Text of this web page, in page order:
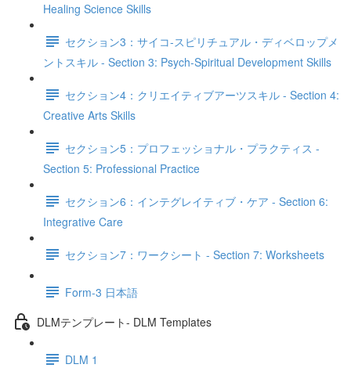
Healing Science Skills
セクション3：サイコ‐スピリチュアル・ディベロップメ
ントスキル - Section 3: Psych-Spiritual Development Skills
セクション4：クリエイティブアーツスキル - Section 4:
Creative Arts Skills
セクション5：プロフェッショナル・プラクティス -
Section 5: Professional Practice
セクション6：インテグレイティブ・ケア - Section 6:
Integrative Care
セクション7：ワークシート - Section 7: Worksheets
Form-3 日本語
DLMテンプレート- DLM Templates
DLM 1